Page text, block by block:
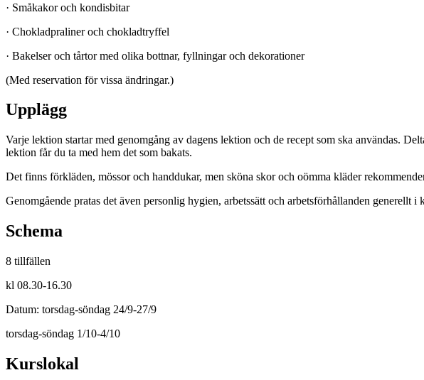
· Småkakor och kondisbitar
· Chokladpraliner och chokladtryffel
· Bakelser och tårtor med olika bottnar, fyllningar och dekorationer
(Med reservation för vissa ändringar.)
Upplägg
Varje lektion startar med genomgång av dagens lektion och de recept som ska användas.
lektion får du ta med hem det som bakats.
Det finns förkläden, mössor och handdukar, men sköna skor och oömma kläder
Genomgående pratas det även personlig hygien, arbetssätt och arbetsförhållanden generellt i
Schema
8 tillfällen
kl 08.30-16.30
Datum: torsdag-söndag 24/9-27/9
torsdag-söndag 1/10-4/10
Kurslokal